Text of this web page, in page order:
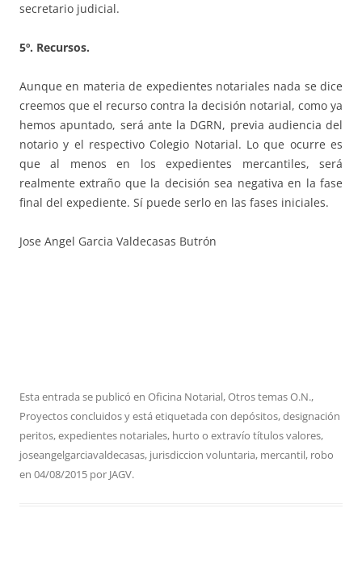
secretario judicial.
5º. Recursos.
Aunque en materia de expedientes notariales nada se dice
creemos que el recurso contra la decisión notarial, como ya
hemos apuntado, será ante la DGRN, previa audiencia del
notario y el respectivo Colegio Notarial. Lo que ocurre es
que al menos en los expedientes mercantiles, será
realmente extraño que la decisión sea negativa en la fase
final del expediente. Sí puede serlo en las fases iniciales.
Jose Angel Garcia Valdecasas Butrón
Esta entrada se publicó en Oficina Notarial,Otros temas O.N.,
Proyectos concluidosy está etiquetada con depósitos,designación
peritos,expedientes notariales, hurto o extravío títulos valores,
joseangelgarciavaldecasas, jurisdiccion voluntaria, mercantil, robo
en 04/08/2015 por JAGV.